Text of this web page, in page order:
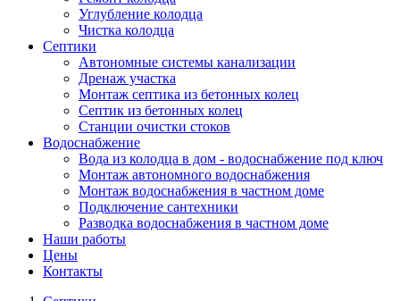
Углубление колодца
Чистка колодца
Септики
Автономные системы канализации
Дренаж участка
Монтаж септика из бетонных колец
Септик из бетонных колец
Станции очистки стоков
Водоснабжение
Вода из колодца в дом - водоснабжение под ключ
Монтаж автономного водоснабжения
Монтаж водоснабжения в частном доме
Подключение сантехники
Разводка водоснабжения в частном доме
Наши работы
Цены
Контакты